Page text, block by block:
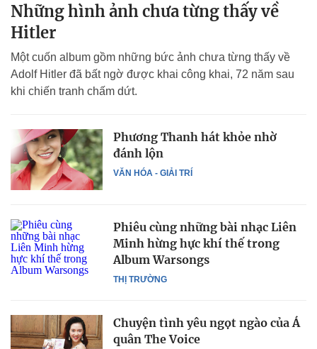
Những hình ảnh chưa từng thấy về
Hitler
Một cuốn album gồm những bức ảnh chưa từng thấy về
Adolf Hitler đã bất ngờ được khai công khai, 72 năm sau
khi chiến tranh chấm dứt.
VĂN HÓA - GIẢI TRÍ
Phương Thanh hát khỏe nhờ
đánh lộn
THỊ TRƯỜNG
Phiêu cùng những bài nhạc Liên
Minh hừng hực khí thế trong
Album Warsongs
Chuyện tình yêu ngọt ngào của Á
quân The Voice